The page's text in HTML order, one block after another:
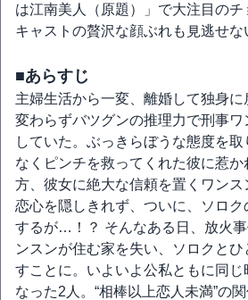
は江南美人（原題）」で大注目の
キャストの贅沢な顔ぶれも見逃せな
■あらすじ
主婦生活から一変、離婚して独身
変わらずバツグンの推理力で刑事
していた。ぶっきらぼうな態度を
なくピンチを救ってくれた彼に惹
方、彼女に絶大な信頼を置くワンス
恋心を隠しきれず、ついに、ソロ
するが…！？ そんなある日、放火
ンスンが住む家を失い、ソロクと
すことに。いよいよ公私ともに同じ
なった2人。“相棒以上恋人未満”の